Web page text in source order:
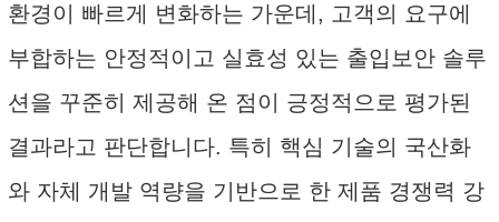
환경이 빠르게 변화하는 가운데, 고객의 요구에
부합하는 안정적이고 실효성 있는 출입보안 솔루
션을 꾸준히 제공해 온 점이 긍정적으로 평가된
결과라고 판단합니다. 특히 핵심 기술의 국산화
와 자체 개발 역량을 기반으로 한 제품 경쟁력 강